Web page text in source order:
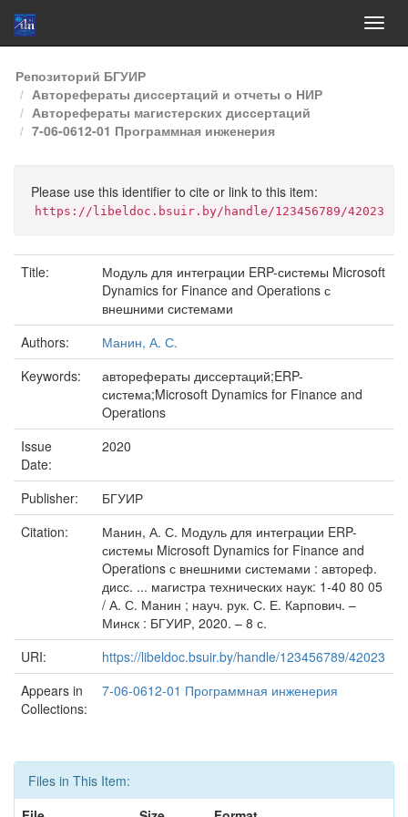
Skip
navigation
Репозиторий БГУИР
Авторефераты диссертаций и отчеты о НИР
Авторефераты магистерских диссертаций
7-06-0612-01 Программная инженерия
Please use this identifier to cite or link to this item:
https://libeldoc.bsuir.by/handle/123456789/42023
Title:
Модуль для интеграции ERP-системы Microsoft
Dynamics for Finance and Operations с
внешними системами
Authors:
Манин, А. С.
Keywords:
авторефераты диссертаций;ERP-
система;Microsoft Dynamics for Finance and
Operations
Issue
Date:
2020
Publisher:
БГУИР
Citation:
Манин, А. С. Модуль для интеграции ERP-
системы Microsoft Dynamics for Finance and
Operations с внешними системами : автореф.
дисс. ... магистра технических наук: 1-40 80 05
/ А. С. Манин ; науч. рук. С. Е. Карпович. –
Минск : БГУИР, 2020. – 8 с.
URI:
https://libeldoc.bsuir.by/handle/123456789/42023
Appears in
Collections:
7-06-0612-01 Программная инженерия
Files in This Item: